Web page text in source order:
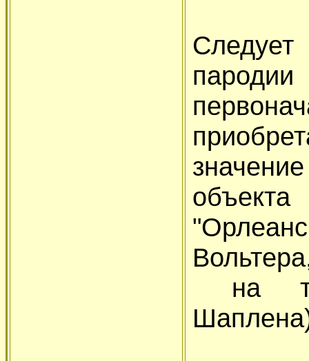
Следует
на